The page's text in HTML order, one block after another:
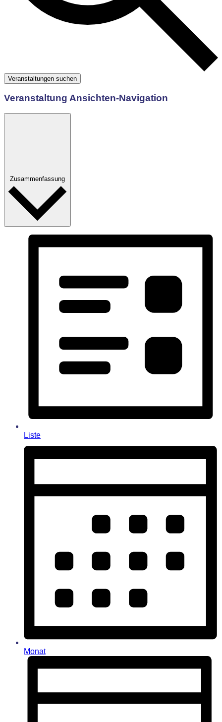
Veranstaltungen suchen
Veranstaltung Ansichten-Navigation
Zusammenfassung
Liste
Monat